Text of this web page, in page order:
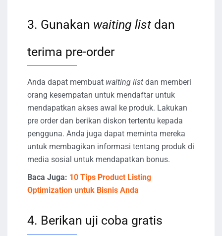
3. Gunakan waiting list dan
terima pre-order
Anda dapat membuat waiting list dan memberi
orang kesempatan untuk mendaftar untuk
mendapatkan akses awal ke produk. Lakukan
pre order dan berikan diskon tertentu kepada
pengguna. Anda juga dapat meminta mereka
untuk membagikan informasi tentang produk di
media sosial untuk mendapatkan bonus.
Baca Juga: 10 Tips Product Listing
Optimization untuk Bisnis Anda
4. Berikan uji coba gratis